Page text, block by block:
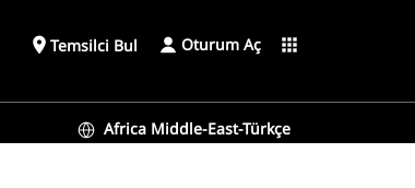
place Temsilci Bul Oturum Aç apps
Africa Middle-East-Türkçe